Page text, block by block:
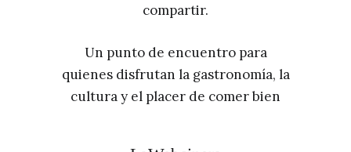
compartir.
Un punto de encuentro para
quienes disfrutan la gastronomía, la
cultura y el placer de comer bien